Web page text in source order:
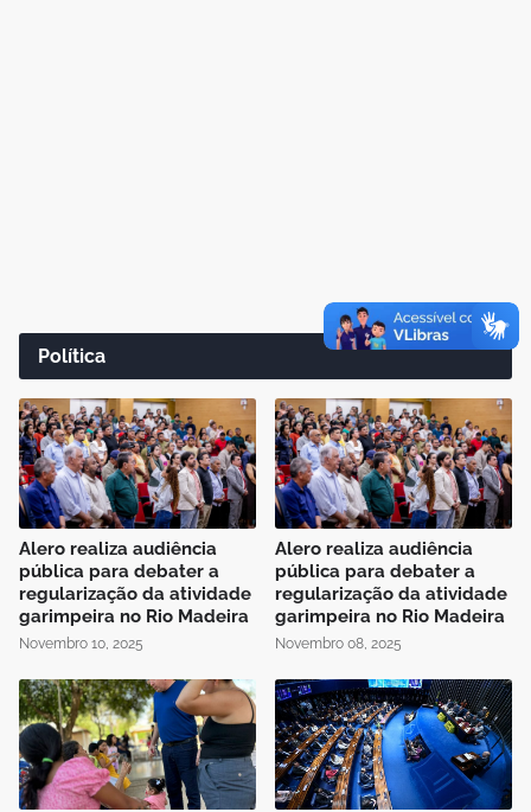
Política
Alero realiza audiência
pública para debater a
regularização da atividade
garimpeira no Rio Madeira
Novembro 10, 2025
Alero realiza audiência
pública para debater a
regularização da atividade
garimpeira no Rio Madeira
Novembro 08, 2025